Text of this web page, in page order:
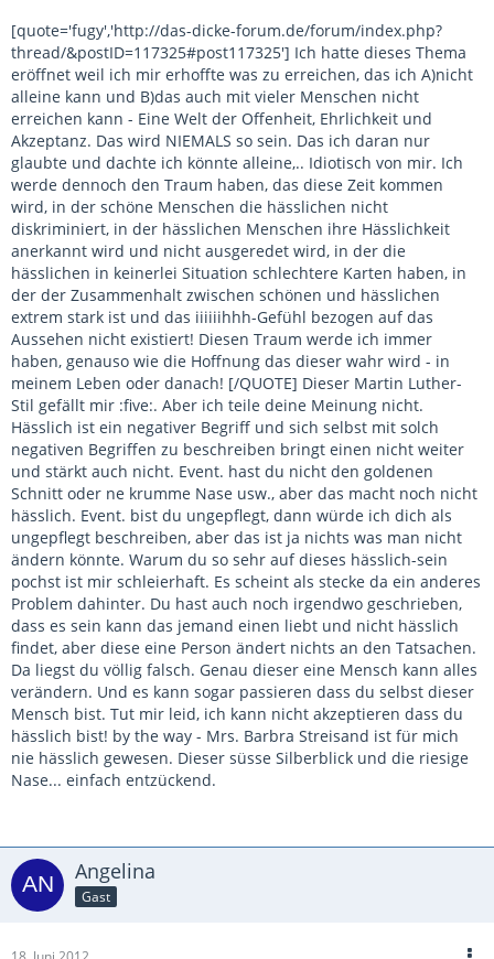
[quote='fugy','http://das-dicke-forum.de/forum/index.php?
thread/&postID=117325#post117325'] Ich hatte dieses Thema
eröffnet weil ich mir erhoffte was zu erreichen, das ich A)nicht
alleine kann und B)das auch mit vieler Menschen nicht
erreichen kann - Eine Welt der Offenheit, Ehrlichkeit und
Akzeptanz. Das wird NIEMALS so sein. Das ich daran nur
glaubte und dachte ich könnte alleine,.. Idiotisch von mir. Ich
werde dennoch den Traum haben, das diese Zeit kommen
wird, in der schöne Menschen die hässlichen nicht
diskriminiert, in der hässlichen Menschen ihre Hässlichkeit
anerkannt wird und nicht ausgeredet wird, in der die
hässlichen in keinerlei Situation schlechtere Karten haben, in
der der Zusammenhalt zwischen schönen und hässlichen
extrem stark ist und das iiiiiihhh-Gefühl bezogen auf das
Aussehen nicht existiert! Diesen Traum werde ich immer
haben, genauso wie die Hoffnung das dieser wahr wird - in
meinem Leben oder danach! [/QUOTE] Dieser Martin Luther-
Stil gefällt mir :five:. Aber ich teile deine Meinung nicht.
Hässlich ist ein negativer Begriff und sich selbst mit solch
negativen Begriffen zu beschreiben bringt einen nicht weiter
und stärkt auch nicht. Event. hast du nicht den goldenen
Schnitt oder ne krumme Nase usw., aber das macht noch nicht
hässlich. Event. bist du ungepflegt, dann würde ich dich als
ungepflegt beschreiben, aber das ist ja nichts was man nicht
ändern könnte. Warum du so sehr auf dieses hässlich-sein
pochst ist mir schleierhaft. Es scheint als stecke da ein anderes
Problem dahinter. Du hast auch noch irgendwo geschrieben,
dass es sein kann das jemand einen liebt und nicht hässlich
findet, aber diese eine Person ändert nichts an den Tatsachen.
Da liegst du völlig falsch. Genau dieser eine Mensch kann alles
verändern. Und es kann sogar passieren dass du selbst dieser
Mensch bist. Tut mir leid, ich kann nicht akzeptieren dass du
hässlich bist! by the way - Mrs. Barbra Streisand ist für mich
nie hässlich gewesen. Dieser süsse Silberblick und die riesige
Nase... einfach entzückend.
Angelina
Gast